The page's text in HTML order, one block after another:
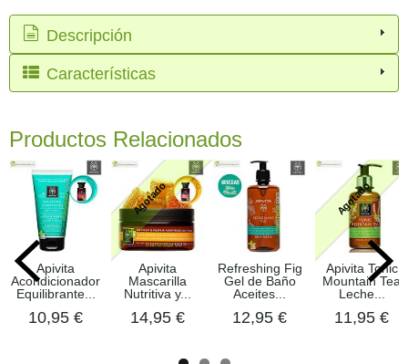
Descripción
Características
Productos Relacionados
Apivita
Acondicionador
Equilibrante...
10,95 €
Agotado
Apivita
Mascarilla
Nutritiva y...
14,95 €
Refreshing Fig
Gel de Baño
Aceites...
12,95 €
Agotado
Apivita Tonic
Mountain Tea
Leche...
11,95 €